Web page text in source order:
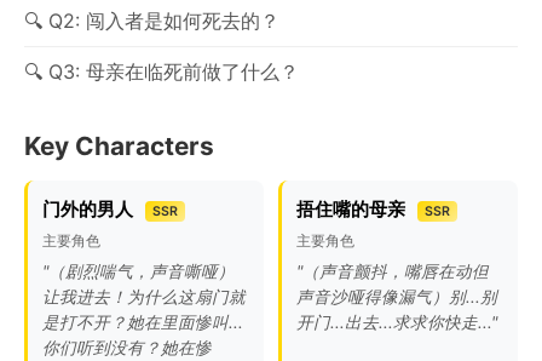
Q2: 闯入者是如何死去的？
Q3: 母亲在临死前做了什么？
Key Characters
门外的男人 SSR
主要角色
"（剧烈喘气，声音嘶哑）
让我进去！为什么这扇门就
是打不开？她在里面惨叫...
你们听到没有？她在惨
捂住嘴的母亲 SSR
主要角色
"（声音颤抖，嘴唇在动但
声音沙哑得像漏气）别...别
开门...出去...求求你快走..."